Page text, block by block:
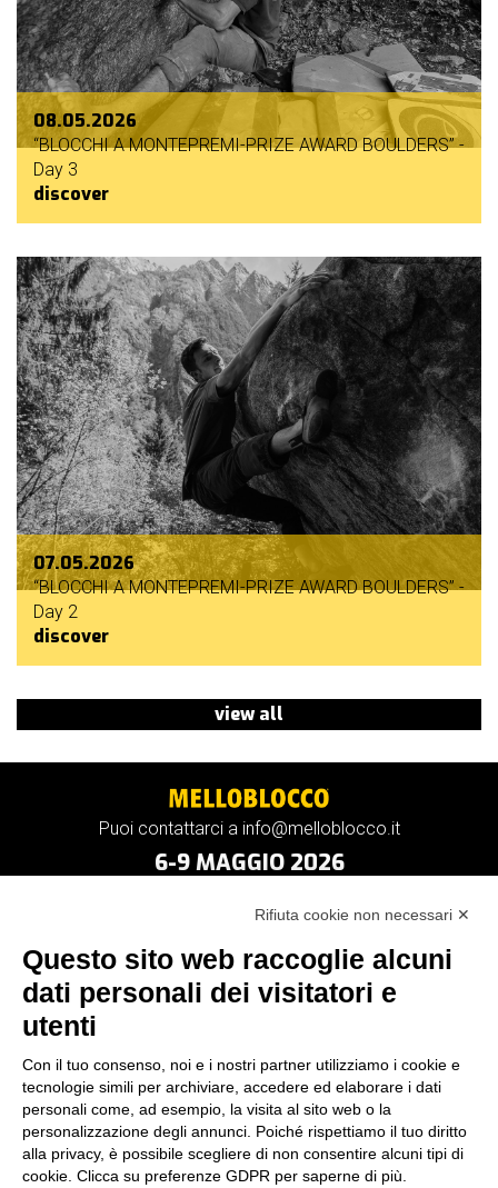
08.05.2026
“BLOCCHI A MONTEPREMI-PRIZE AWARD BOULDERS” -
Day 3
discover
07.05.2026
“BLOCCHI A MONTEPREMI-PRIZE AWARD BOULDERS” -
Day 2
discover
view all
Puoi contattarci a info@melloblocco.it
6-9 MAGGIO 2026
Rifiuta cookie non necessari ✕
Questo sito web raccoglie alcuni
dati personali dei visitatori e
utenti
Con il tuo consenso, noi e i nostri partner utilizziamo i cookie e
tecnologie simili per archiviare, accedere ed elaborare i dati
personali come, ad esempio, la visita al sito web o la
personalizzazione degli annunci. Poiché rispettiamo il tuo diritto
alla privacy, è possibile scegliere di non consentire alcuni tipi di
cookie. Clicca su preferenze GDPR per saperne di più.